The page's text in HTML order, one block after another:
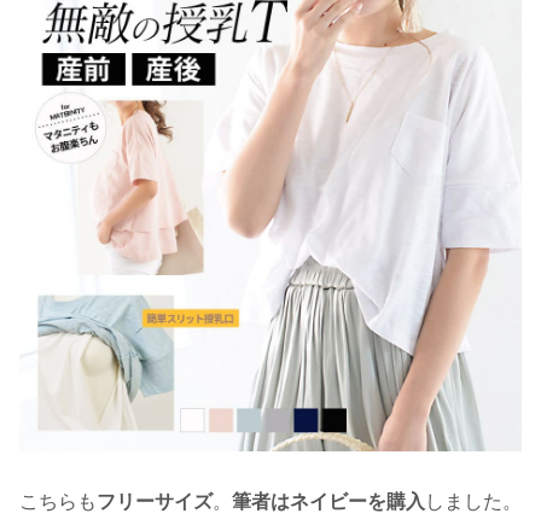
こちらもフリーサイズ。 筆者はネイビーを購入 しました。